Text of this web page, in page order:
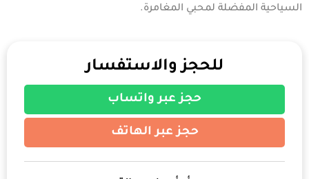
السياحية المفضلة لمحبي المغامرة.
للحجز والاستفسار
حجز عبر واتساب
حجز عبر الهاتف